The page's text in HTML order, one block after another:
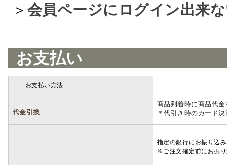
＞ 会員ページにログイン出来
お支払い
お支払い方法
代金引換
商品到着時に商品代
＊代引き時のカード
指定の銀行にお振り込
※ご注文確定前にお振